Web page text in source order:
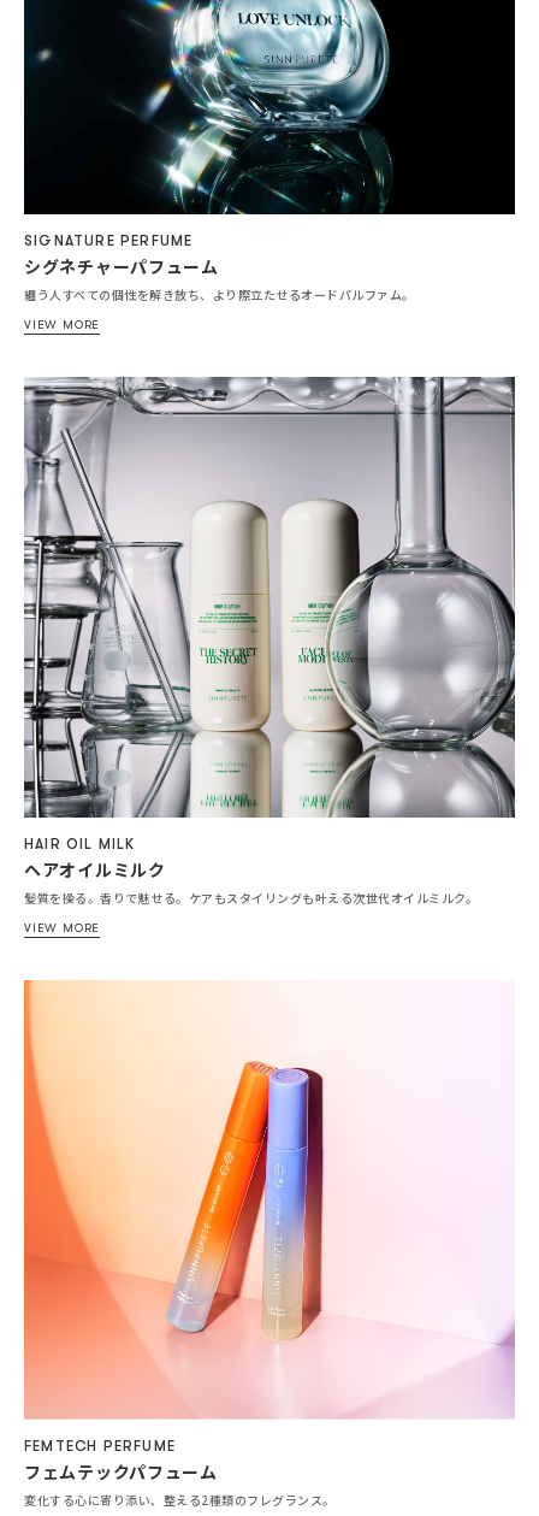
SIGNATURE PERFUME
シグネチャーパフューム
纏う人すべての個性を解き放ち、より際立たせるオードパルファム。
VIEW MORE
HAIR OIL MILK
ヘアオイルミルク
髪質を操る。香りで魅せる。ケアもスタイリングも叶える次世代オイルミルク。
VIEW MORE
FEMTECH PERFUME
フェムテックパフューム
変化する心に寄り添い、整える2種類のフレグランス。